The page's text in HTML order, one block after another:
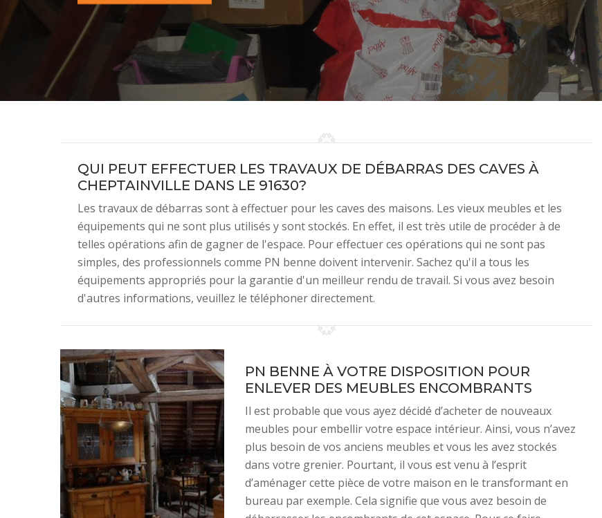
QUI PEUT EFFECTUER LES TRAVAUX DE DÉBARRAS DES CAVES À
CHEPTAINVILLE DANS LE 91630?
Les travaux de débarras sont à effectuer pour les caves des maisons. Les vieux meubles et les
équipements qui ne sont plus utilisés y sont stockés. En effet, il est très utile de procéder à de
telles opérations afin de gagner de l'espace. Pour effectuer ces opérations qui ne sont pas
simples, des professionnels comme PN benne doivent intervenir. Sachez qu'il a tous les
équipements appropriés pour la garantie d'un meilleur rendu de travail. Si vous avez besoin
d'autres informations, veuillez le téléphoner directement.
PN BENNE À VOTRE DISPOSITION POUR
ENLEVER DES MEUBLES ENCOMBRANTS
Il est probable que vous ayez décidé d’acheter de nouveaux
meubles pour embellir votre espace intérieur. Ainsi, vous n’avez
plus besoin de vos anciens meubles et vous les avez stockés
dans votre grenier. Pourtant, il vous est venu à l’esprit
d’aménager cette pièce de votre maison en le transformant en
bureau par exemple. Cela signifie que vous avez besoin de